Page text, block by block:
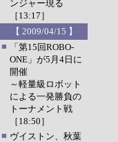
ンジャー現る
［13:17］
【 2009/04/15 】
■
「第15回ROBO-
ONE」が5月4日に
開催
～軽量級ロボット
による一発勝負の
トーナメント戦
［18:50］
■ ヴイストン、秋葉